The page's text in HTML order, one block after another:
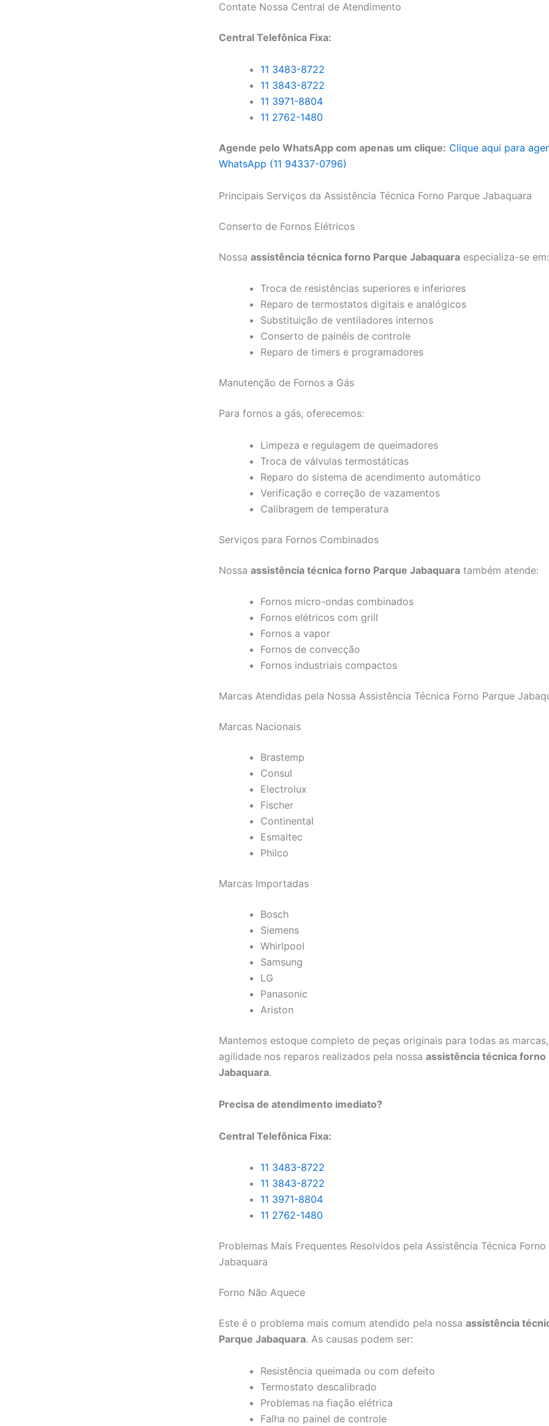
Contate Nossa Central de Atendimento
Central Telefônica Fixa:
11 3483-8722
11 3843-8722
11 3971-8804
11 2762-1480
Agende pelo WhatsApp com apenas um clique: Clique aqui para
WhatsApp (11 94337-0796)
Principais Serviços da Assistência Técnica Forno Parque Jabaquara
Conserto de Fornos Elétricos
Nossa assistência técnica forno Parque Jabaquara especializa-se em:
Troca de resistências superiores e inferiores
Reparo de termostatos digitais e analógicos
Substituição de ventiladores internos
Conserto de painéis de controle
Reparo de timers e programadores
Manutenção de Fornos a Gás
Para fornos a gás, oferecemos:
Limpeza e regulagem de queimadores
Troca de válvulas termostáticas
Reparo do sistema de acendimento automático
Verificação e correção de vazamentos
Calibragem de temperatura
Serviços para Fornos Combinados
Nossa assistência técnica forno Parque Jabaquara também atende:
Fornos micro-ondas combinados
Fornos elétricos com grill
Fornos a vapor
Fornos de convecção
Fornos industriais compactos
Marcas Atendidas pela Nossa Assistência Técnica Forno Parque
Marcas Nacionais
Brastemp
Consul
Electrolux
Fischer
Continental
Esmaltec
Philco
Marcas Importadas
Bosch
Siemens
Whirlpool
Samsung
LG
Panasonic
Ariston
Mantemos estoque completo de peças originais para todas as
agilidade nos reparos realizados pela nossa assistência técnica forno
Jabaquara.
Precisa de atendimento imediato?
Central Telefônica Fixa:
11 3483-8722
11 3843-8722
11 3971-8804
11 2762-1480
Problemas Mais Frequentes Resolvidos pela Assistência Técnica Forno
Jabaquara
Forno Não Aquece
Este é o problema mais comum atendido pela nossa assistência
Parque Jabaquara. As causas podem ser:
Resistência queimada ou com defeito
Termostato descalibrado
Problemas na fiação elétrica
Falha no painel de controle